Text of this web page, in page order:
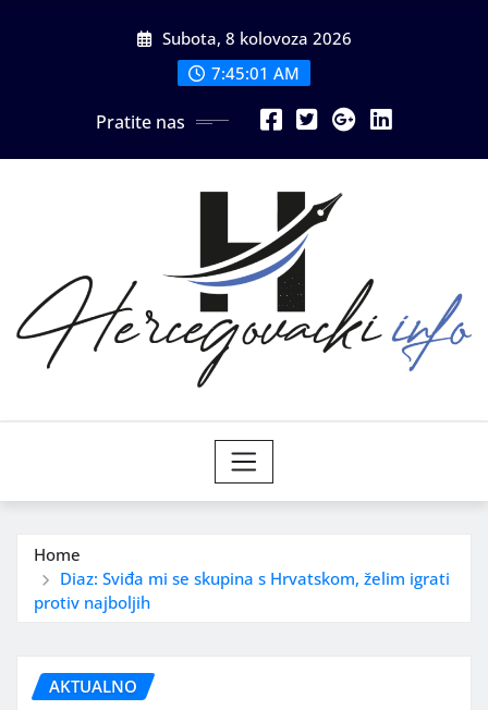
Subota, 8 kolovoza 2026
7:45:02 AM
Pratite nas
Home
Diaz: Sviđa mi se skupina s Hrvatskom, želim igrati
protiv najboljih
AKTUALNO